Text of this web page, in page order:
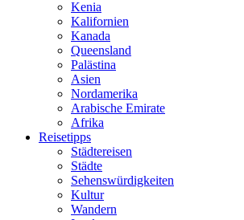
Kenia
Kalifornien
Kanada
Queensland
Palästina
Asien
Nordamerika
Arabische Emirate
Afrika
Reisetipps
Städtereisen
Städte
Sehenswürdigkeiten
Kultur
Wandern